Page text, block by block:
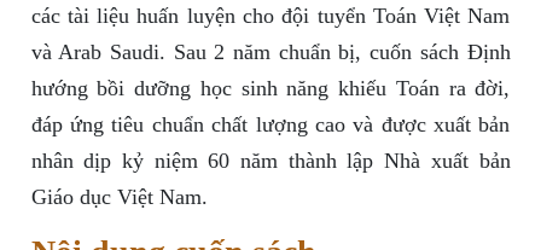
các tài liệu huấn luyện cho đội tuyển Toán Việt Nam
và Arab Saudi. Sau 2 năm chuẩn bị, cuốn sách Định
hướng bồi dưỡng học sinh năng khiếu Toán ra đời,
đáp ứng tiêu chuẩn chất lượng cao và được xuất bản
nhân dịp kỷ niệm 60 năm thành lập Nhà xuất bản
Giáo dục Việt Nam.